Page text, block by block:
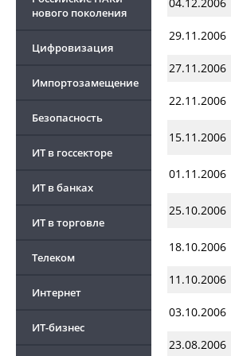
нового поколения
Цифровизация
Импортозамещение
Безопасность
ИТ в госсекторе
ИТ в банках
ИТ в торговле
Телеком
Интернет
ИТ-бизнес
29.11.2006
27.11.2006
22.11.2006
15.11.2006
01.11.2006
25.10.2006
18.10.2006
11.10.2006
03.10.2006
23.08.2006